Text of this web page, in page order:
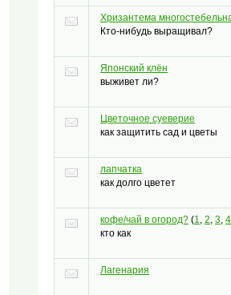
Хризантема
Кто-нибудь выращивал?
Японский клён
выживет ли?
Цветочное суеверие
как защитить сад и цветы
лапчатка
как долго цветет
кофе/чай в огород? (1, 2, 3, 4
кто как
Лагенария